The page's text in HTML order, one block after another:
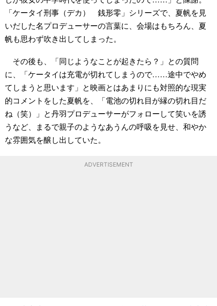
「ケータイ刑事（デカ） 銭形零」シリーズで、夏帆を見
いだした名プロデューサーの言葉に、会場はもちろん、夏
帆も思わず吹き出してしまった。
その後も、「同じようなことが起きたら？」との質問
に、「ケータイは充電が切れてしまうので……途中でやめ
てしまうと思います」と映画とはあまりにも対照的な現実
的コメントをした夏帆を、「電池の切れ目が縁の切れ目だ
ね（笑）」と丹羽プロデューサーがフォローして笑いを誘
うなど、まるで親子のようなあうんの呼吸を見せ、和やか
な雰囲気を醸し出していた。
ADVERTISEMENT